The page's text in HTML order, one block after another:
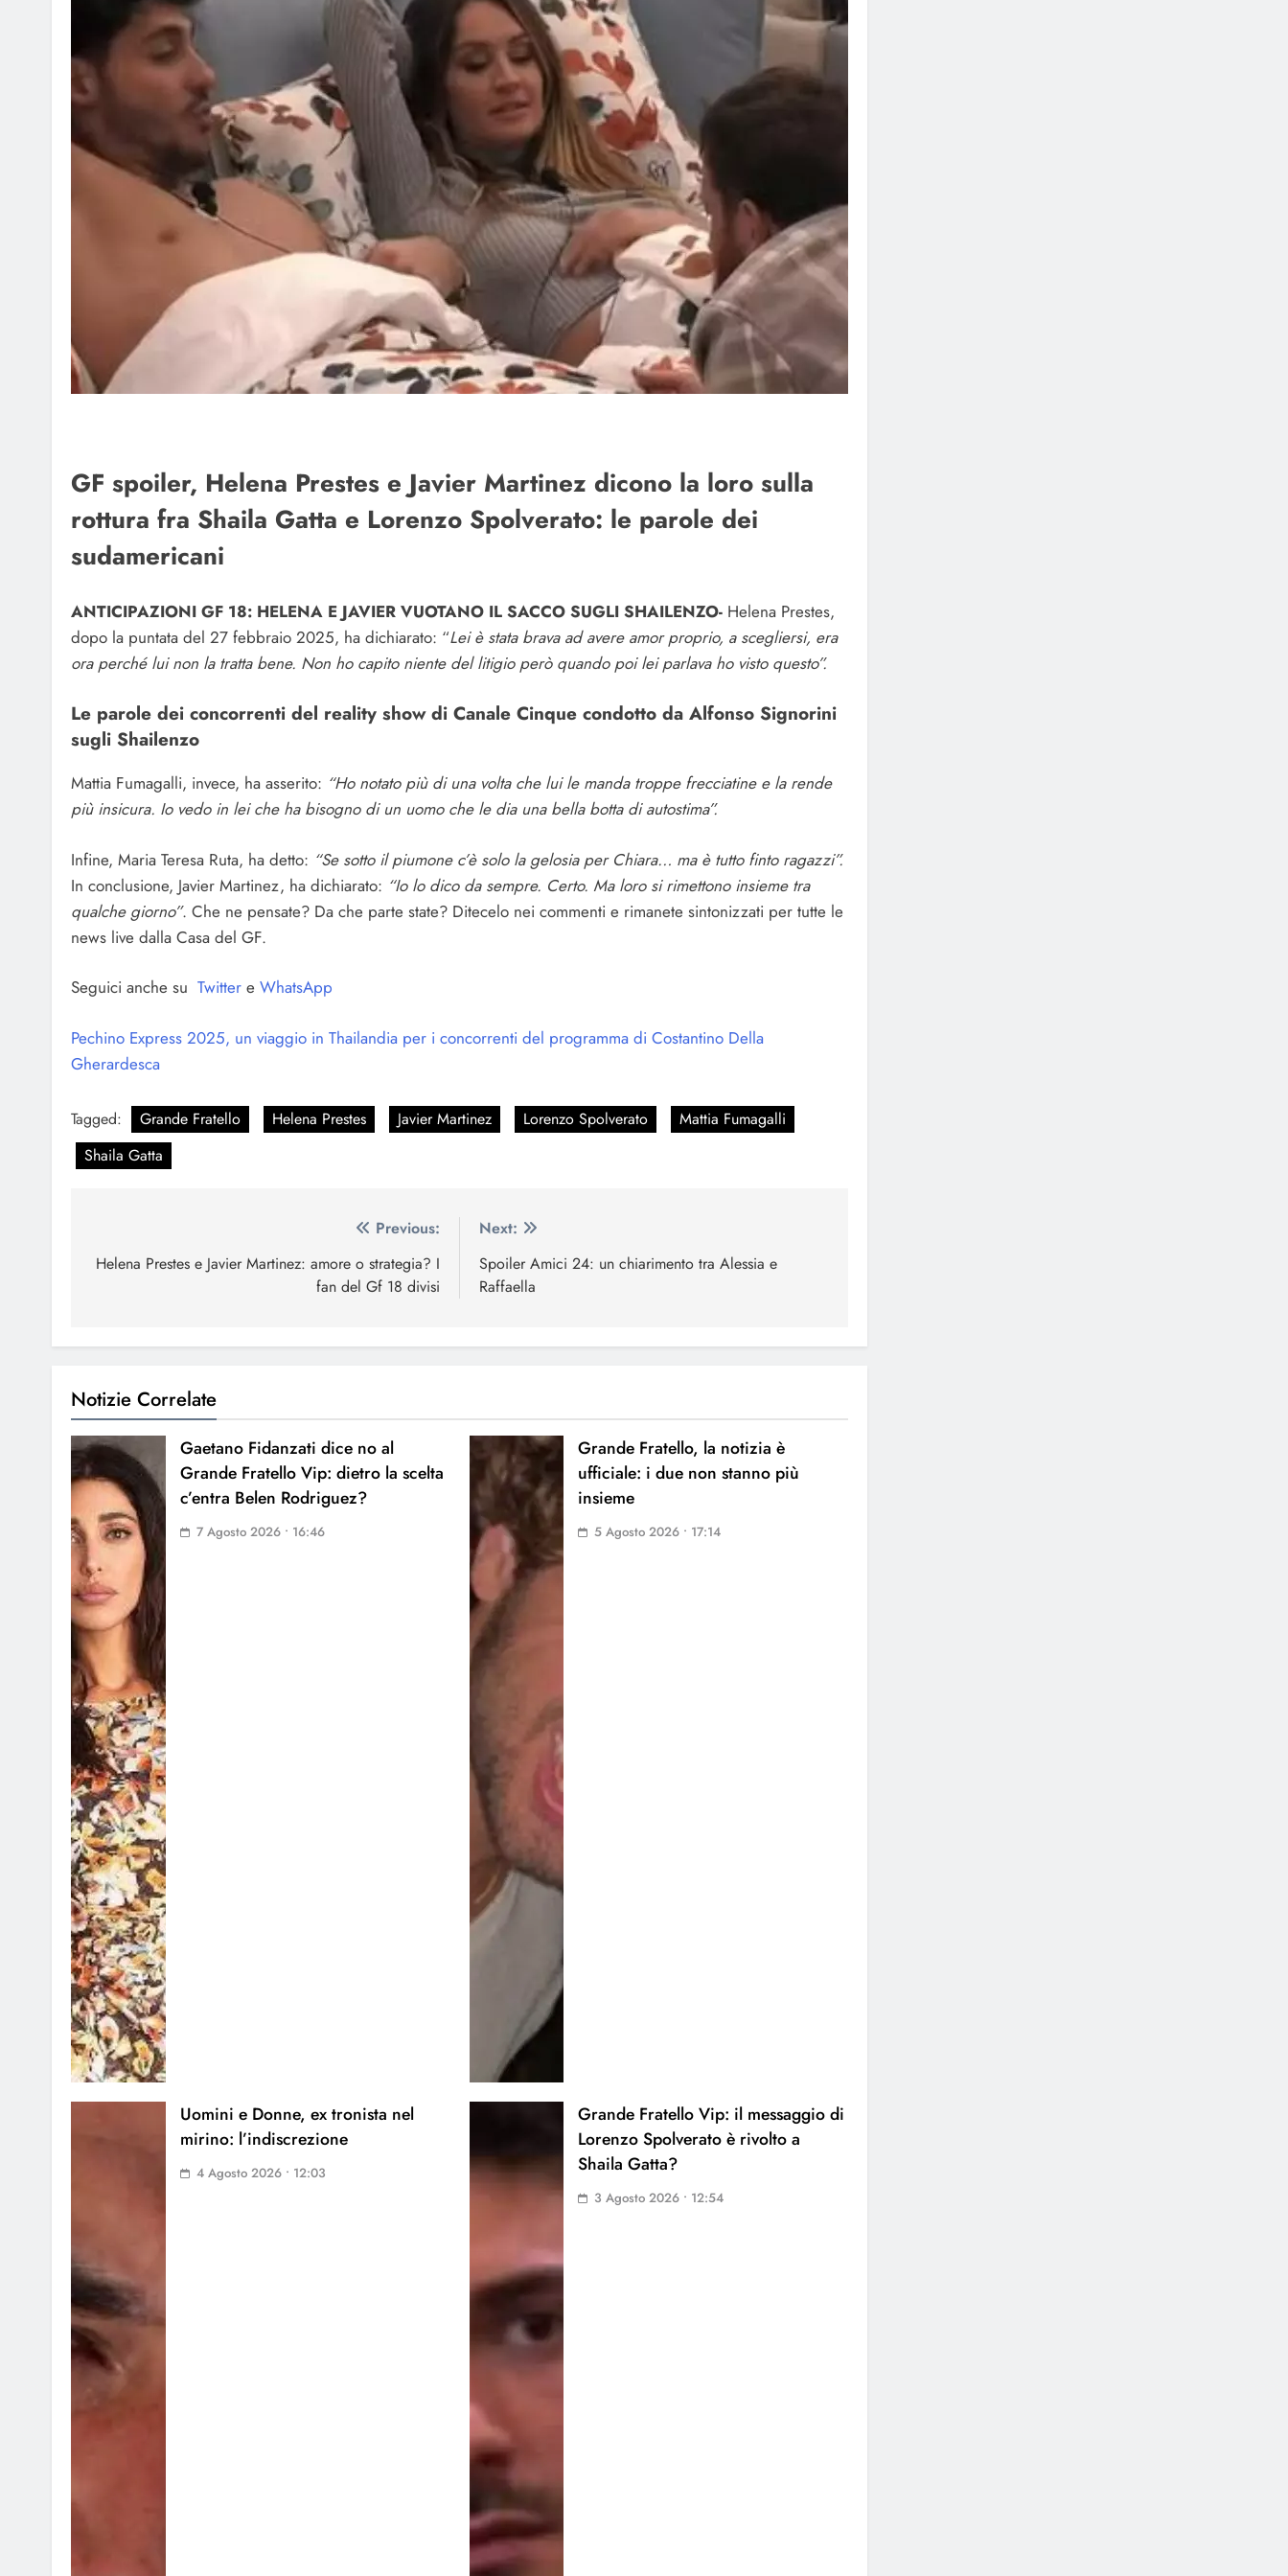
GF spoiler, Helena Prestes e Javier Martinez dicono la loro sulla
rottura fra Shaila Gatta e Lorenzo Spolverato: le parole dei
sudamericani
ANTICIPAZIONI GF 18: HELENA E JAVIER VUOTANO IL SACCO SUGLI SHAILENZO- Helena Prestes,
dopo la puntata del 27 febbraio 2025, ha dichiarato: “Lei è stata brava ad avere amor proprio, a scegliersi, era
ora perché lui non la tratta bene. Non ho capito niente del litigio però quando poi lei parlava ho visto questo”.
Le parole dei concorrenti del reality show di Canale Cinque condotto da Alfonso Signorini
sugli Shailenzo
Mattia Fumagalli, invece, ha asserito: “Ho notato più di una volta che lui le manda troppe frecciatine e la rende
più insicura. Io vedo in lei che ha bisogno di un uomo che le dia una bella botta di autostima”.
Infine, Maria Teresa Ruta, ha detto: “Se sotto il piumone c’è solo la gelosia per Chiara… ma è tutto finto ragazzi”.
In conclusione, Javier Martinez, ha dichiarato: “Io lo dico da sempre. Certo. Ma loro si rimettono insieme tra
qualche giorno”. Che ne pensate? Da che parte state? Ditecelo nei commenti e rimanete sintonizzati per tutte le
news live dalla Casa del GF.
Seguici anche su Twitter e WhatsApp
Pechino Express 2025, un viaggio in Thailandia per i concorrenti del programma di Costantino Della
Gherardesca
Tagged: Grande Fratello Helena Prestes Javier Martinez Lorenzo Spolverato
Mattia Fumagalli
Shaila Gatta
articoli
Previous:
Helena Prestes e Javier Martinez: amore o strategia? I
fan del Gf 18 divisi
Next:
Spoiler Amici 24: un chiarimento tra Alessia e
Raffaella
Notizie Correlate
Gaetano Fidanzati dice no al
Grande Fratello Vip: dietro la scelta
c’entra Belen Rodriguez?
7 Agosto 2026 • 16:46
Grande Fratello, la notizia è
ufficiale: i due non stanno più
insieme
5 Agosto 2026 • 17:14
Uomini e Donne, ex tronista nel
mirino: l’indiscrezione
4 Agosto 2026 • 12:03
Grande Fratello Vip: il messaggio di
Lorenzo Spolverato è rivolto a
Shaila Gatta?
3 Agosto 2026 • 12:54